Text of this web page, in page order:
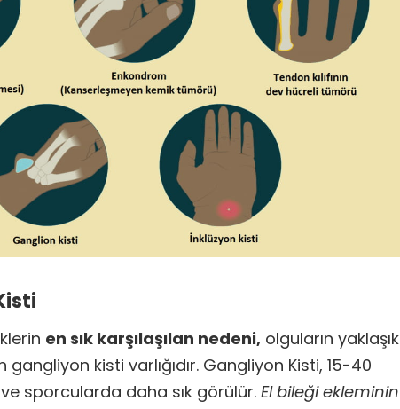
en sık karşılaşılan nedeni, olguların yaklaşık
gangliyon kisti varlığıdır. Gangliyon Kisti, 15-40
sporcularda daha sık görülür. El bileği ekleminin